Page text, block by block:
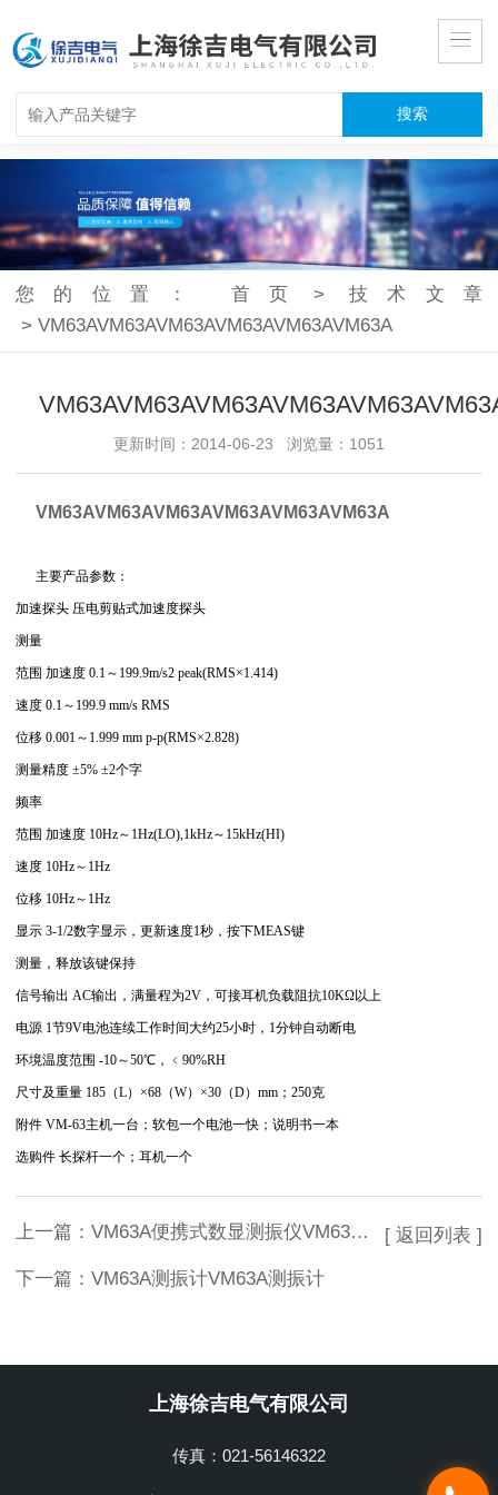
您的位置： 首页 >
技术文章
> VM63AVM63AVM63AVM63AVM63AVM63A
更新时间：2014-06-23 浏览量：1051
VM63AVM63AVM63AVM63AVM63AVM63A
主要产品参数：
加速探头 压电剪贴式加速度探头
测量
范围 加速度 0.1～199.9m/s2 peak(RMS×1.414)
速度 0.1～199.9 mm/s RMS
位移 0.001～1.999 mm p-p(RMS×2.828)
测量精度 ±5% ±2个字
频率
范围 加速度 10Hz～1Hz(LO),1kHz～15kHz(HI)
速度 10Hz～1Hz
位移 10Hz～1Hz
显示 3-1/2数字显示，更新速度1秒，按下MEAS键
测量，释放该键保持
信号输出 AC输出，满量程为2V，可接耳机负载阻抗10KΩ以上
电源 1节9V电池连续工作时间大约25小时，1分钟自动断电
环境温度范围 -10～50℃，﹤90%RH
尺寸及重量 185（L）×68（W）×30（D）mm；250克
附件 VM-63主机一台；软包一个电池一快；说明书一本
选购件 长探杆一个；耳机一个
上一篇： VM63A便携式数显测振仪VM63A便携式数显测振仪
下一篇： VM63A测振计VM63A测振计
[ 返回列表 ]
上海徐吉电气有限公司
传真：021-56146322